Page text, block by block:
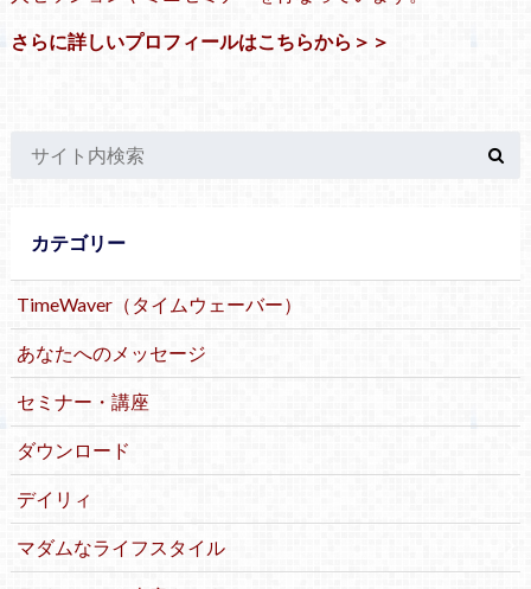
さらに詳しいプロフィールはこちらから＞＞
カテゴリー
TimeWaver（タイムウェーバー）
あなたへのメッセージ
セミナー・講座
ダウンロード
デイリィ
マダムなライフスタイル